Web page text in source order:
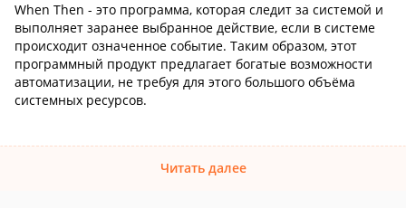
When Then - это программа, которая следит за системой и
выполняет заранее выбранное действие, если в системе
происходит означенное событие. Таким образом, этот
программный продукт предлагает богатые возможности
автоматизации, не требуя для этого большого объёма
системных ресурсов.
Читать далее